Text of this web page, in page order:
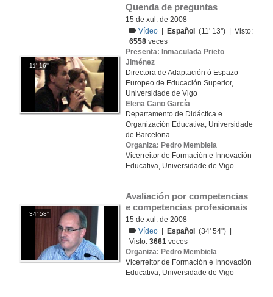
11' 16''
Quenda de preguntas
15 de xul. de 2008
Vídeo
Español
(11' 13'') | Visto:
6558 veces
Presenta: Inmaculada Prieto
Jiménez
Directora de Adaptación ó Espazo
Europeo de Educación Superior,
Universidade de Vigo
Elena Cano García
Departamento de Didáctica e
Organización Educativa, Universidade
de Barcelona
Organiza: Pedro Membiela
Vicerreitor de Formación e Innovación
Educativa, Universidade de Vigo
34' 58''
Avaliación por competencias
e competencias profesionais
15 de xul. de 2008
Vídeo
Español
(34' 54'') |
Visto:3661 veces
Organiza: Pedro Membiela
Vicerreitor de Formación e Innovación
Educativa, Universidade de Vigo